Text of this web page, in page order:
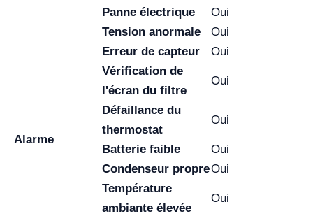
Alarme
Panne électrique
Oui
Tension anormale
Oui
Erreur de capteur
Oui
Vérification de
l'écran du filtre
Oui
Défaillance du
thermostat
Oui
Batterie faible
Oui
Condenseur propreOui
Température
ambiante élevée
Oui